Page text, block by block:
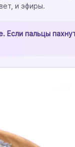
и эфиры.
пальцы